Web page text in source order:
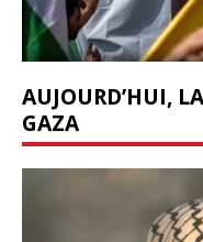
AUJOURD’HUI,
GAZA